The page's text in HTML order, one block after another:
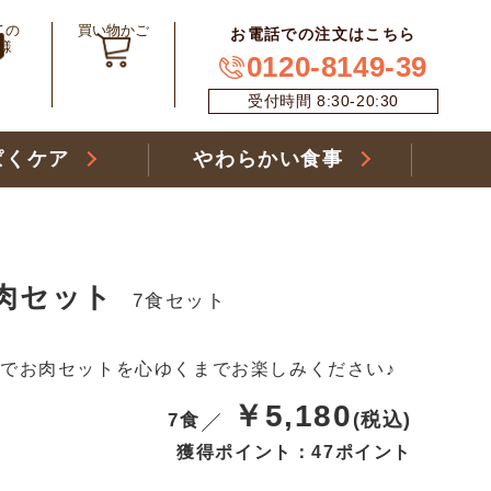
の
買い物かご お電話での注文はこちら
0120-8149-39
受付時間 8:30-20:30
ケア やわらかい食事
セット 7食セット
お肉セットを心ゆくまでお楽しみください♪
7食 ￥5,180 (税込)
獲得ポイント：47ポイント